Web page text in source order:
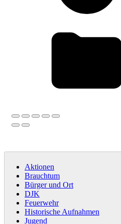
Aktionen
Brauchtum
Bürger und Ort
DJK
Feuerwehr
Historische Aufnahmen
Jugend